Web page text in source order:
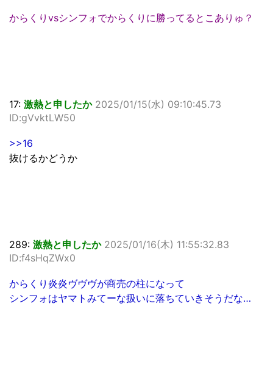
からくりvsシンフォでからくりに勝ってるとこありゅ？
17: 激熱と申したか 2025/01/15(水) 09:10:45.73
ID:gVvktLW50
>>16
抜けるかどうか
289: 激熱と申したか 2025/01/16(木) 11:55:32.83
ID:f4sHqZWx0
からくり炎炎ヴヴヴが商売の柱になって
シンフォはヤマトみてーな扱いに落ちていきそうだな…